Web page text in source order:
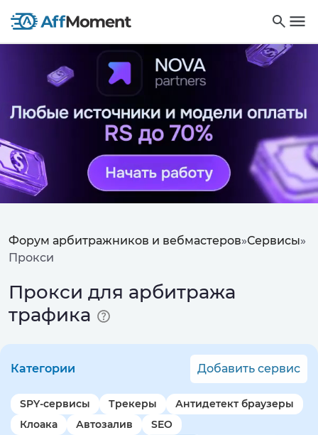
Форум арбитражников и вебмастеров»Сервисы»
Прокси
Прокси для арбитража
трафика
Категории Добавить сервис
SPY-сервисы Трекеры
Антидетект браузеры
Клоака
Автозалив
SEO